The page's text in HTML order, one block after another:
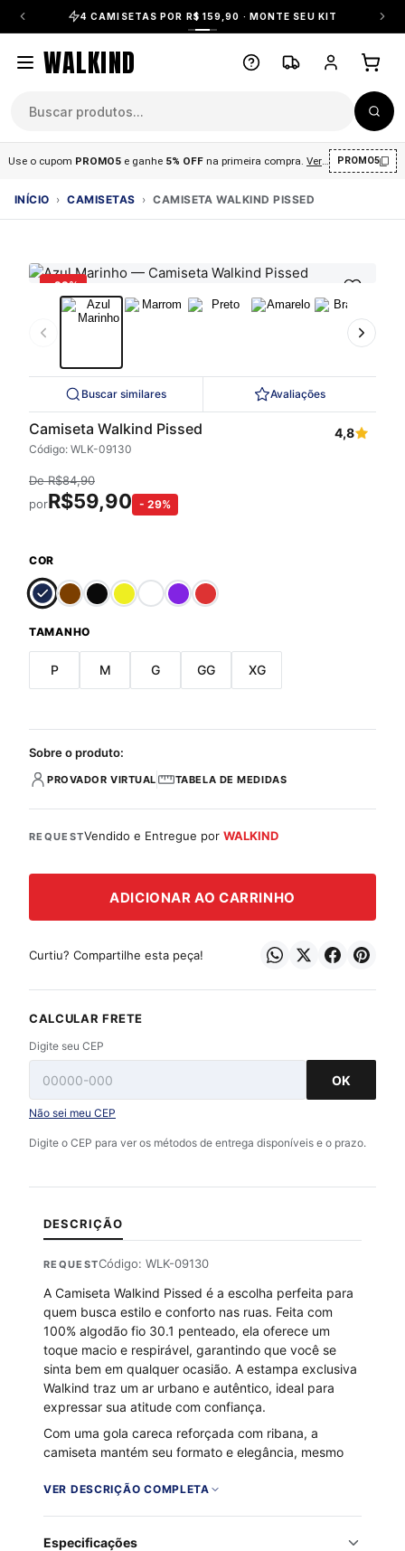
4 CAMISETAS POR R$ 159,90 · MONTE SEU KIT
WALKIND
Use o cupom PROMO5 e ganhe 5% OFF na primeira compra Ver condições .
PROMO5
INÍCIO › CAMISETAS › CAMISETA WALKIND PISSED
-29%
Buscar similares Avaliações
Camiseta Walkind Pissed
Código: WLK-09130
4,8
DeR$84,90
porR$59,90 - 29%
COR
TAMANHO
P M G GG XG
Sobre o produto:
PROVADOR VIRTUAL TABELA DE MEDIDAS
REQUESTVendido e Entregue porWALKIND
ADICIONAR AO CARRINHO
Curtiu? Compartilhe esta peça!
CALCULAR FRETE
Digite seu CEP
OK
Não sei meu CEP
Digite o CEP para ver os métodos de entrega disponíveis e o prazo.
DESCRIÇÃO
REQUESTCódigo: WLK-09130
A Camiseta Walkind Pissed é a escolha perfeita para
quem busca estilo e conforto nas ruas. Feita com
100% algodão fio 30.1 penteado, ela oferece um
toque macio e respirável, garantindo que você se
sinta bem em qualquer ocasião. A estampa exclusiva
Walkind traz um ar urbano e autêntico, ideal para
expressar sua atitude com confiança.
Com uma gola careca reforçada com ribana, a
camiseta mantém seu formato e elegância, mesmo
encontro com amigos, a Walkind Pissed é a peça que
100% algodão fio 30.1 penteado
VER DESCRIÇÃO COMPLETA
Especificações